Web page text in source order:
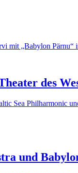
des
Sea Philharmonic
und